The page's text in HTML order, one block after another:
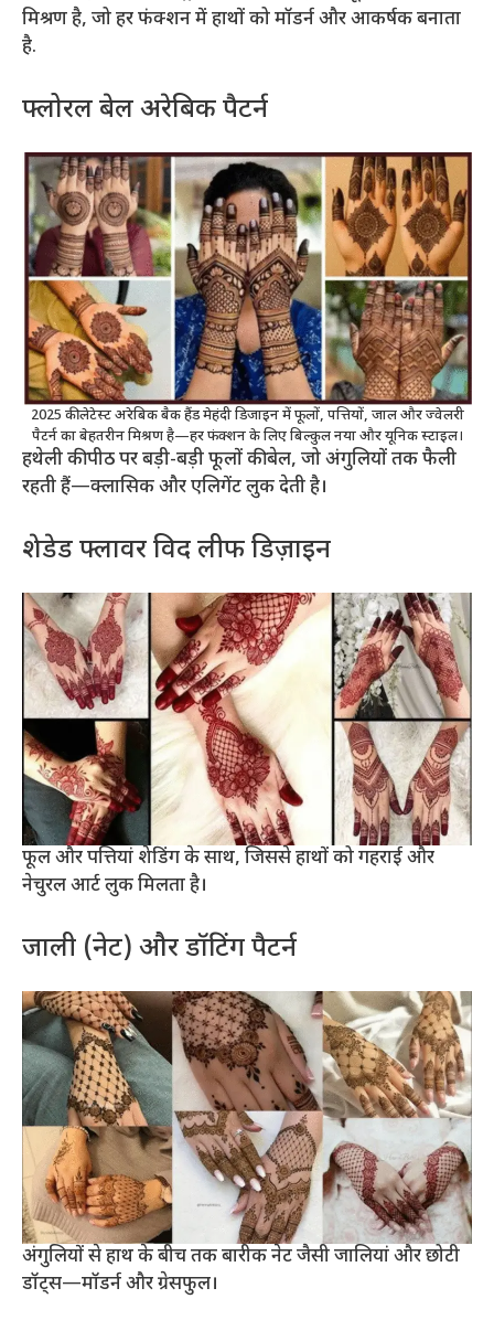
मिश्रण है, जो हर फंक्शन में हाथों को मॉडर्न और आकर्षक बनाता
है.
फ्लोरल बेल अरेबिक पैटर्न
2025 की लेटेस्ट अरेबिक बैक हैंड मेहंदी डिजाइन में फूलों, पत्तियों, जाल और ज्वेलरी
पैटर्न का बेहतरीन मिश्रण है—हर फंक्शन के लिए बिल्कुल नया और यूनिक स्टाइल।
हथेली की पीठ पर बड़ी-बड़ी फूलों की बेल, जो अंगुलियों तक फैली
रहती हैं—क्लासिक और एलिगेंट लुक देती है।
शेडेड फ्लावर विद लीफ डिज़ाइन
फूल और पत्त‍ियां शेडिंग के साथ, जिससे हाथों को गहराई और
नेचुरल आर्ट लुक मिलता है।
जाली (नेट) और डॉटिंग पैटर्न
अंगुलियों से हाथ के बीच तक बारीक नेट जैसी जालियां और छोटी
डॉट्स—मॉडर्न और ग्रेसफुल।